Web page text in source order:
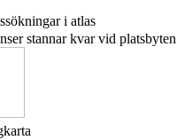
i atlas
stannar kvar vid platsbyten